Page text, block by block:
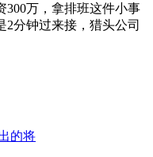
300万，拿排班这件小事
分钟过来接，猎头公司
的将